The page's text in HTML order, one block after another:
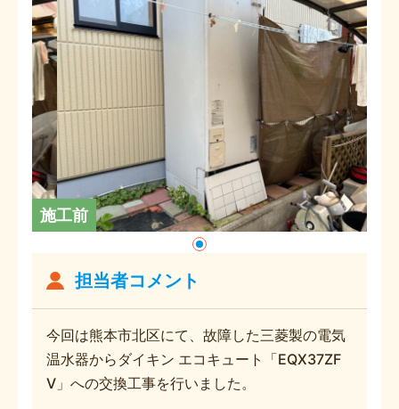
施工前
担当者コメント
今回は熊本市北区にて、故障した三菱製の電気
温水器からダイキン エコキュート「EQX37ZF
V」への交換工事を行いました。